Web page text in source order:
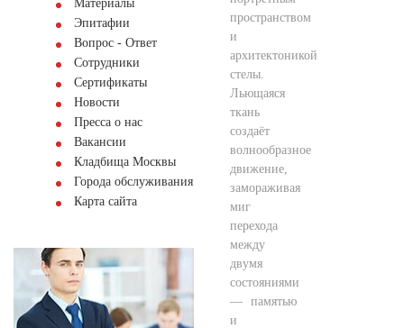
Материалы
Эпитафии
Вопрос - Ответ
Сотрудники
Сертификаты
Новости
Пресса о нас
Вакансии
Кладбища Москвы
Города обслуживания
Карта сайта
пространством
и
архитектоникой
стелы.
Льющаяся
ткань
создаёт
волнообразное
движение,
замораживая
миг
перехода
между
двумя
состояниями
— памятью
и